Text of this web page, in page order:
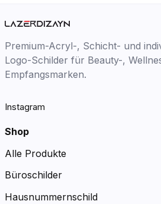
Premium-Acryl-, Schicht- und
Logo-Schilder für Beauty-,
Empfangsmarken.
Instagram
Shop
Alle Produkte
Büroschilder
Hausnummernschild